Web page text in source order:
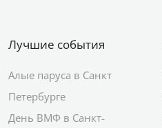
Лучшие события
Алые паруса в Санкт
Петербурге
День ВМФ в Санкт-